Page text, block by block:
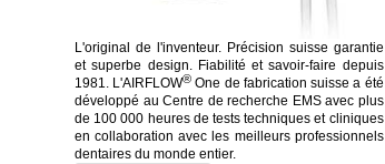
L'original de l'inventeur. Précision suisse garantie
et superbe design. Fiabilité et savoir-faire depuis
1981. L'AIRFLOW® One de fabrication suisse a été
développé au Centre de recherche EMS avec plus
de 100 000 heures de tests techniques et cliniques
en collaboration avec les meilleurs professionnels
dentaires du monde entier.